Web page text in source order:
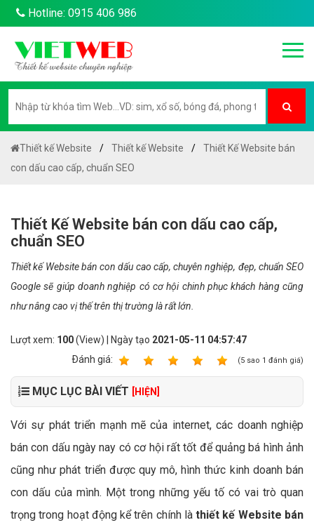
Hotline: 0915 406 986
Thiết kế Website Thiết kế Website
Thiết Kế Website bán
con dấu cao cấp, chuẩn SEO
Thiết Kế Website bán con dấu cao cấp,
chuẩn SEO
Thiết kế Website bán con dấu cao cấp, chuyên nghiệp, đẹp, chuẩn SEO
Google sẽ giúp doanh nghiệp có cơ hội chinh phục khách hàng cũng
như nâng cao vị thế trên thị trường là rất lớn.
Lượt xem: 100(View) | Ngày tạo 2021-05-11 04:57:47
Ðánh giá:
(5 sao 1 đánh giá)
MỤC LỤC BÀI VIẾT [HIỆN]
Với sự phát triển mạnh mẽ của internet, các doanh nghiệp
bán con dấu ngày nay có cơ hội rất tốt để quảng bá hình ảnh
cũng như phát triển được quy mô, hình thức kinh doanh bán
con dấu của mình. Một trong những yếu tố có vai trò quan
trọng trong hoạt động kể trên chính làthiết kế Website bán